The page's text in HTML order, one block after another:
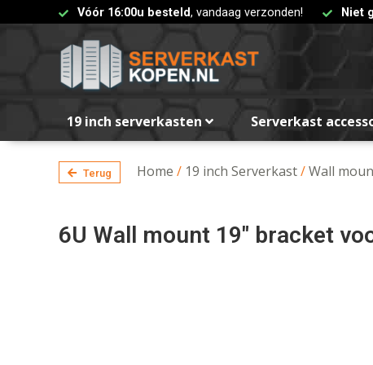
Vóór 16:00u besteld, vandaag verzonden! Niet
19 inch serverkasten Serverkast
Terug Home / 19 inch Serverkast/Wall
6U Wall mount 19″ bracket